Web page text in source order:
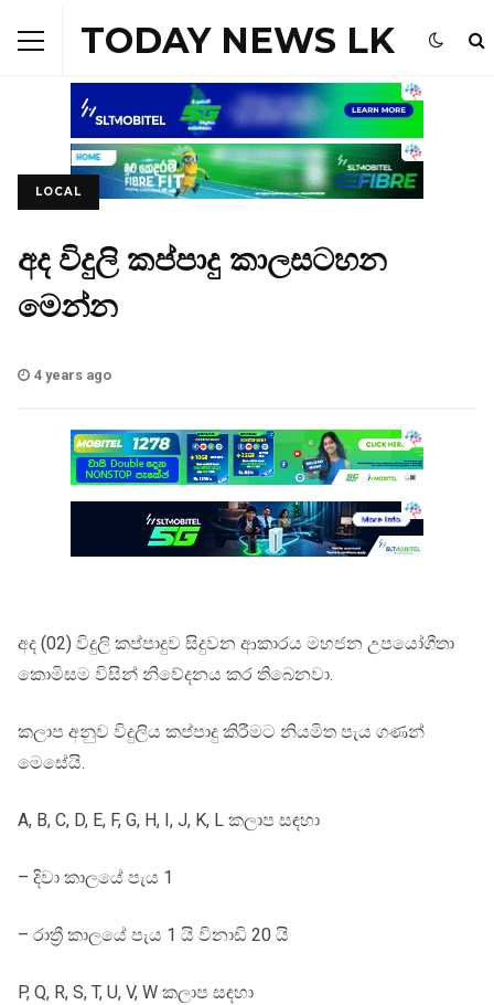
TODAY NEWS LK
LOCAL
අද විදුලි කප්පාදු කාලසටහන
මෙන්න
4 years ago
අද (02) විදුලි කප්පාදුව සිදුවන ආකාරය මහජන උපයෝගීතා
කොමිසම විසින් නිවේදනය කර තිබෙනවා.
කලාප අනුව විදුලිය කප්පාදු කිරීමට නියමිත පැය ගණන්
මෙසේයි.
A, B, C, D, E, F, G, H, I, J, K, L කලාප සඳහා
– දිවා කාලයේ පැය 1
– රාත්‍රී කාලයේ පැය 1 යි විනාඩි 20 යි
P, Q, R, S, T, U, V, W කලාප සඳහා